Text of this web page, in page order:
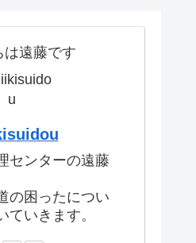
は遠藤です
センターの遠藤
の困ったについ
ていきます。